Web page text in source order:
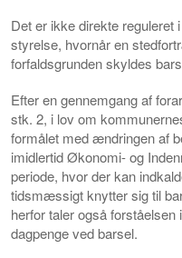
Det er ikke direkte reguleret
styrelse, hvornår en
forfaldsgrunden skyldes
Efter en gennemgang af
stk. 2, i lov om
formålet med ændringen af
imidlertid Økonomi- og
periode, hvor der kan
tidsmæssigt knytter sig til
herfor taler også
dagpenge ved barsel.